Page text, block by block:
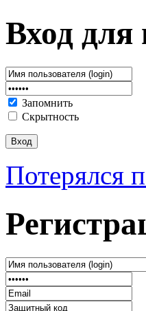
Вход для
Запомнить
Скрытность
Потерялся